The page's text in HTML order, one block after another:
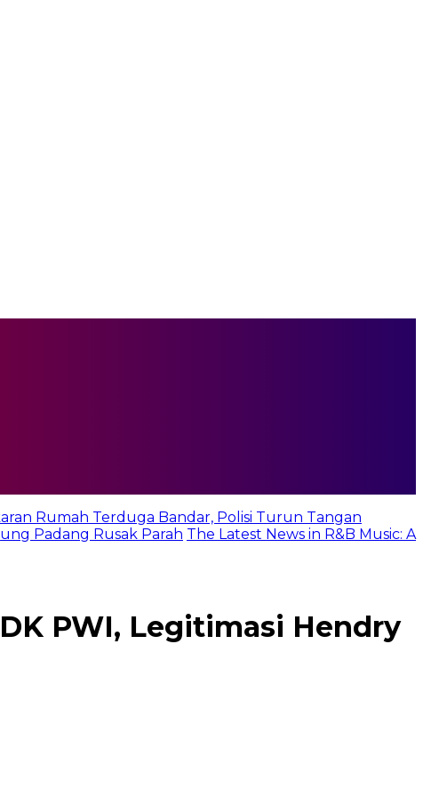
Rumah Terduga Bandar, Polisi Turun Tangan
Padang Rusak Parah The Latest News in R&B Music: A
PWI, Legitimasi Hendry